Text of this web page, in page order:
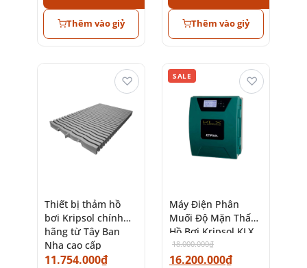
Thêm vào giỷ Thêm vào giỷ
Thiết bị thảm hồ
bơi Kripsol chính
hãng từ Tây Ban
Nha cao cấp
11.754.000₫
♡ SALE
Máy Điện Phân
Muối Độ Mặn Thấp
Hồ Bơi Kripsol KLX
1LS
18.000.000₫
16.200.000₫
♡